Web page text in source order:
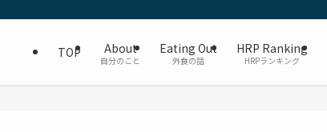
TOP About
自分のこと
Eating Out
外食の話
HRP Ranking
HRPランキング